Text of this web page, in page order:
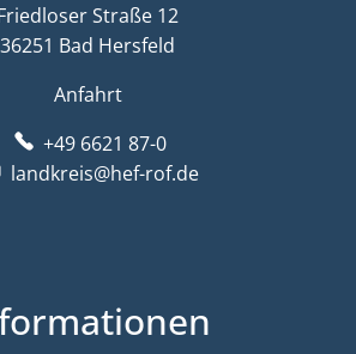
Straße 12
36251 Bad Hersfeld
Anfahrt
+49 6621 87-0
landkreis@hef-rof.de